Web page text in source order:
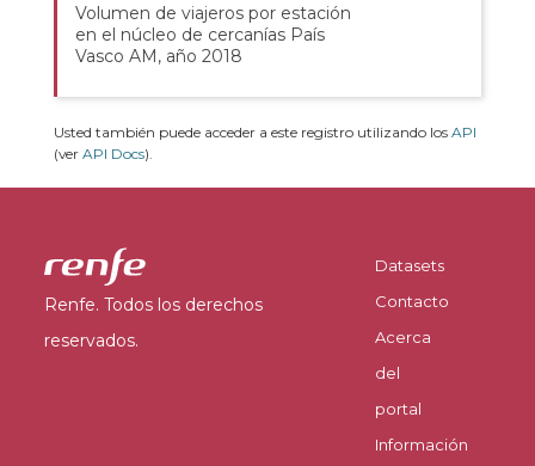
Volumen de viajeros por estación
en el núcleo de cercanías País
Vasco AM, año 2018
Usted también puede acceder a este registro utilizando los API
(ver API Docs).
Renfe. Todos los derechos
reservados.
Datasets
Contacto
Acerca
del
portal
Información